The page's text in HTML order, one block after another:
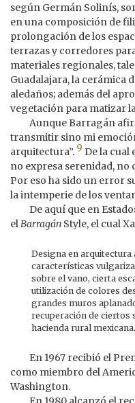
según Germán Solinís,
en una composición de
prolongación de los
terrazas y corredores
materiales regionales,
Guadalajara, la cerámica
aledaños; además del
vegetación para matizar
Aunque Barragán
transmitir sino mi
arquitectura”. 9 De la cual
no expresa serenidad,
Por eso ha sido un error
la intemperie de los
De aquí que en
elBarragán Style, el cual
Designa en
características
sobre el vano, cierta
utilización de colores
grandes muros
recuperación de ciertos
hacienda rural mexicana.
En 1967 recibió el
como miembro del
Washington.